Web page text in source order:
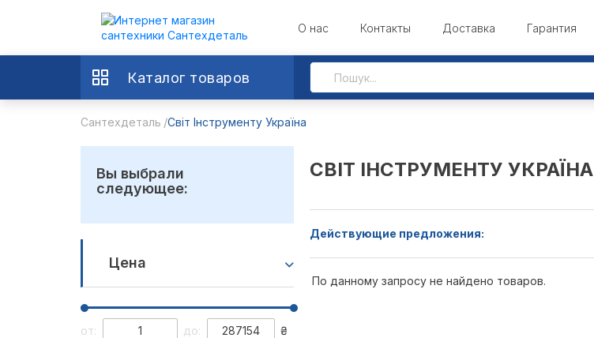
О нас Контакты Доставка Гарантия
Каталог товаров
Сантехдеталь Світ Інструменту Україна
Вы выбрали
следующее:
Цена
от: до: ₴
СВІТ ІНСТРУМЕНТУ УКРАЇНА
Действующие предложения:
По данному запросу не найдено товаров.